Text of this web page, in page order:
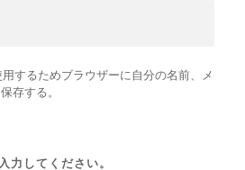
するためブラウザーに自分の名前、メ
存する。
力してください。